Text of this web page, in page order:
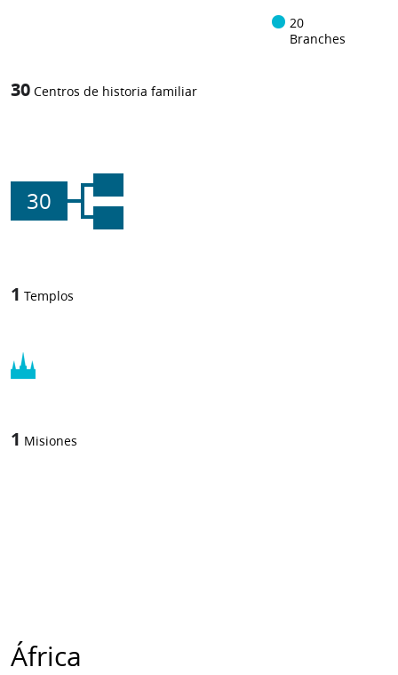
20
Branches
30 Centros de historia familiar
30
1 Templos
1 Misiones
África